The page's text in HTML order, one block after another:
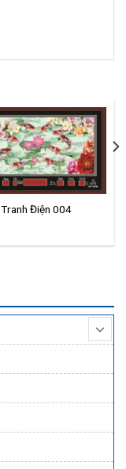
Tranh Điện 004